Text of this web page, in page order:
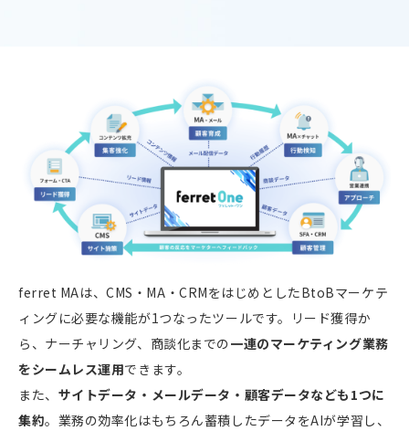
ferret MAは、CMS・MA・CRMをはじめとしたBtoBマーケテ
ィングに必要な機能が1つなったツールです。リード獲得か
ら、ナーチャリング、商談化までの一連のマーケティング業務
をシームレス運用できます。
また、 サイトデータ・メールデータ・顧客データなども1つに
集約。業務の効率化はもちろん蓄積したデータをAIが学習し、